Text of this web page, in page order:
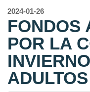
2024-01-26
FONDOS
POR LA